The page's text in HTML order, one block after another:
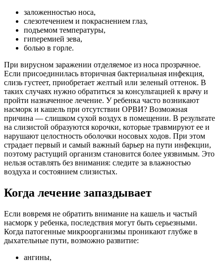
заложенностью носа,
слезотечением и покраснением глаз,
подъемом температуры,
гиперемией зева,
болью в горле.
При вирусном заражении отделяемое из носа прозрачное.
Если присоединилась вторичная бактериальная инфекция,
слизь густеет, приобретает желтый или зеленый оттенок. В
таких случаях нужно обратиться за консультацией к врачу и
пройти назначенное лечение. У ребенка часто возникают
насморк и кашель при отсутствии ОРВИ? Возможная
причина — слишком сухой воздух в помещении. В результате
на слизистой образуются корочки, которые травмируют ее и
нарушают целостность оболочки носовых ходов. При этом
страдает первый и самый важный барьер на пути инфекции,
поэтому растущий организм становится более уязвимым. Это
нельзя оставлять без внимания: следите за влажностью
воздуха и состоянием слизистых.
Когда лечение запаздывает
Если вовремя не обратить внимание на кашель и частый
насморк у ребенка, последствия могут быть серьезными.
Когда патогенные микроорганизмы проникают глубже в
дыхательные пути, возможно развитие:
ангины,